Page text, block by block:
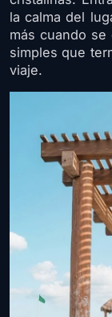
la calma del
más cuando
simples que
viaje.